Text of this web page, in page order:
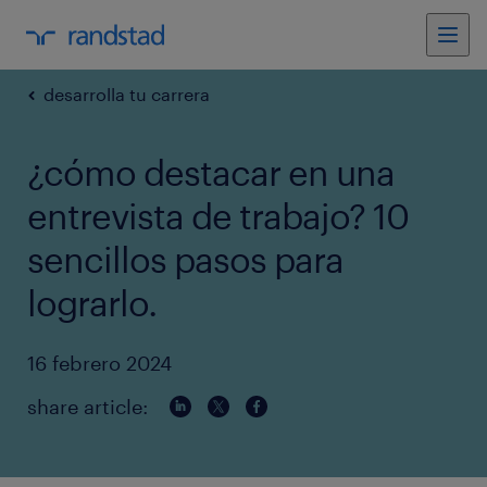
desarrolla tu carrera
¿cómo destacar en una
entrevista de trabajo? 10
sencillos pasos para
lograrlo.
16 febrero 2024
share article: